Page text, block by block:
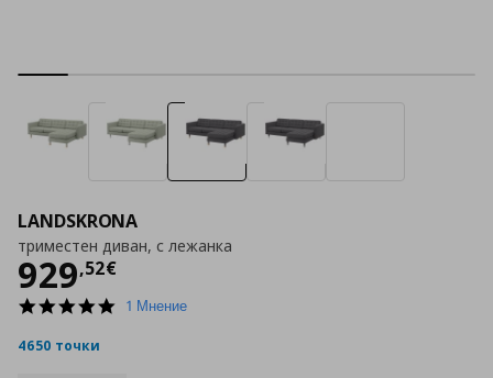
LANDSKRONA
триместен диван, с лежанка
929,52€
Цена
5.01 Мнение
4650 точки